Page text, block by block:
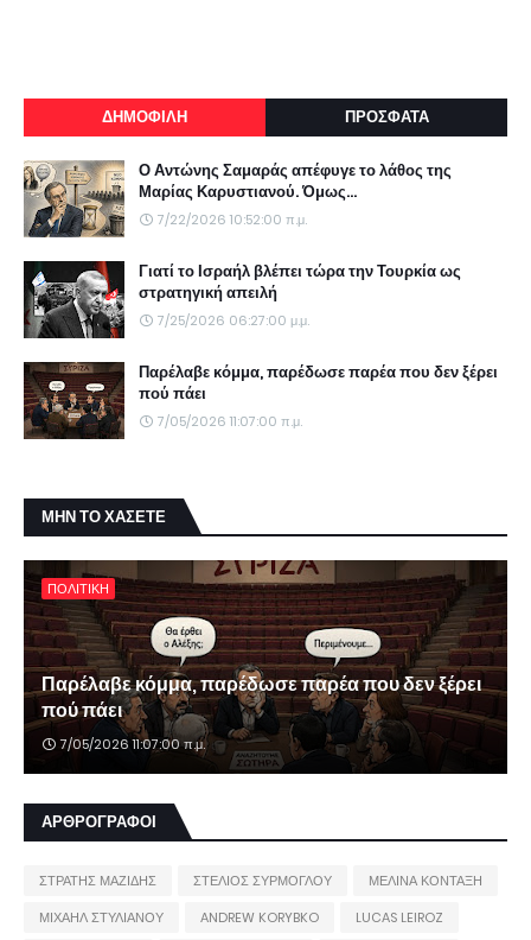
ΔΗΜΟΦΙΛΗ ΠΡΟΣΦΑΤΑ
Ο Αντώνης Σαμαράς απέφυγε το λάθος της
Μαρίας Καρυστιανού. Όμως...
7/22/2026 10:52:00 π.μ.
Γιατί το Ισραήλ βλέπει τώρα την Τουρκία ως
στρατηγική απειλή
7/25/2026 06:27:00 μ.μ.
Παρέλαβε κόμμα, παρέδωσε παρέα που δεν ξέρει
πού πάει
7/05/2026 11:07:00 π.μ.
ΜΗΝ ΤΟ ΧΑΣΕΤΕ
ΠΟΛΙΤΙΚΗ
Παρέλαβε κόμμα, παρέδωσε παρέα που δεν ξέρει
πού πάει
7/05/2026 11:07:00 π.μ.
ΑΡΘΡΟΓΡΑΦΟΙ
ΣΤΡΑΤΗΣ ΜΑΖΙΔΗΣ ΣΤΕΛΙΟΣ ΣΥΡΜΟΓΛΟΥ
ΜΕΛΙΝΑ ΚΟΝΤΑΞΗ
ΜΙΧΑΗΛ ΣΤΥΛΙΑΝΟΥ
ANDREW KORYBKO
LUCAS LEIROZ